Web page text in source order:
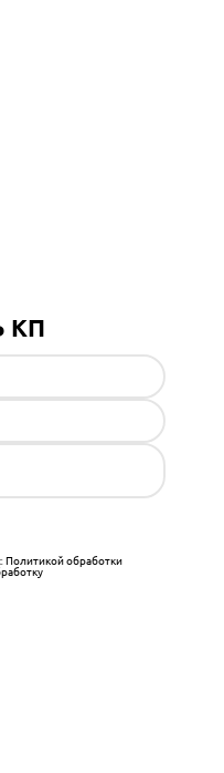
КП
Политикой обработки